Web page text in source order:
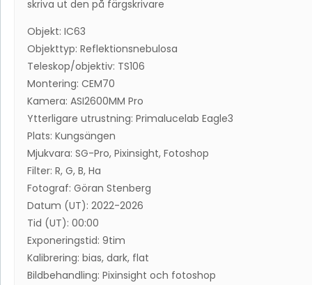
skriva ut den på färgskrivare
Objekt: IC63
Objekttyp: Reflektionsnebulosa
Teleskop/objektiv: TS106
Montering: CEM70
Kamera: ASI2600MM Pro
Ytterligare utrustning: Primalucelab Eagle3
Plats: Kungsängen
Mjukvara: SG-Pro, Pixinsight, Fotoshop
Filter: R, G, B, Ha
Fotograf: Göran Stenberg
Datum (UT): 2022-2026
Tid (UT): 00:00
Exponeringstid: 9tim
Kalibrering: bias, dark, flat
Bildbehandling: Pixinsight och fotoshop